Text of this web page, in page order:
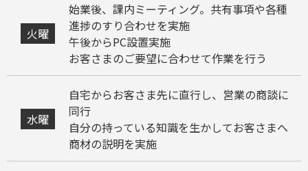
火曜
始業後、課内ミーティング。共有事項や各種
進捗のすり合わせを実施
午後からPC設置実施
お客さまのご要望に合わせて作業を行う
水曜
自宅からお客さま先に直行し、営業の商談に
同行
自分の持っている知識を生かしてお客さまへ
商材の説明を実施